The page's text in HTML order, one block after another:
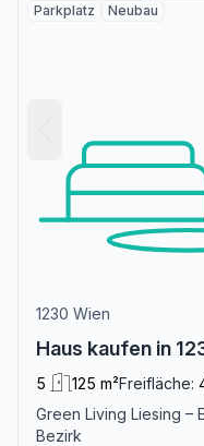
Parkplatz
Neubau
1230 Wien
Haus kaufen in
5 125 m²Freifläche:
Green Living Liesing –
Bezirk